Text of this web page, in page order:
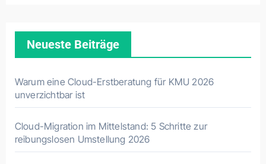
Neueste Beiträge
Warum eine Cloud-Erstberatung für KMU 2026
unverzichtbar ist
Cloud-Migration im Mittelstand: 5 Schritte zur
reibungslosen Umstellung 2026